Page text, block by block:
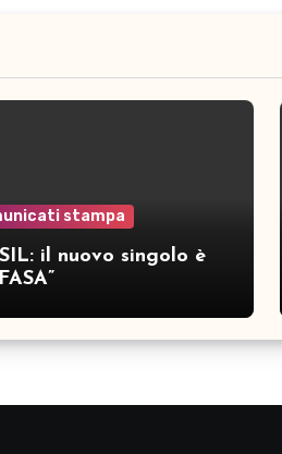
stampa
il nuovo singolo è